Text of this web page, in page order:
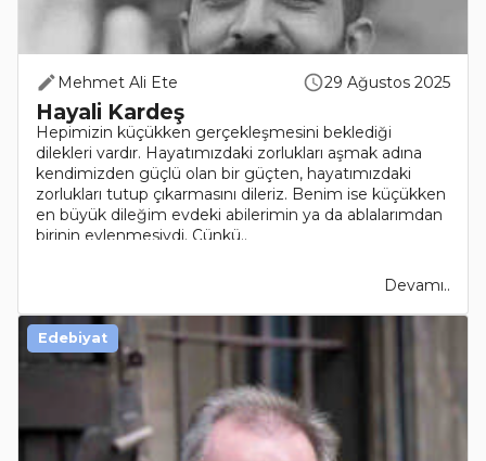
Mehmet Ali Ete 29 Ağustos 2025
Hayali Kardeş
Hepimizin küçükken gerçekleşmesini beklediği
dilekleri vardır. Hayatımızdaki zorlukları aşmak adına
kendimizden güçlü olan bir güçten, hayatımızdaki
zorlukları tutup çıkarmasını dileriz. Benim ise küçükken
en büyük dileğim evdeki abilerimin ya da ablalarımdan
birinin evlenmesiydi. Çünkü..
Devamı..
Edebiyat